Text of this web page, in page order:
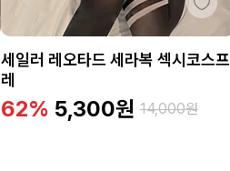
세일러 레오타드 세라복 섹시코스프
레
62% 5,300원 14,000원